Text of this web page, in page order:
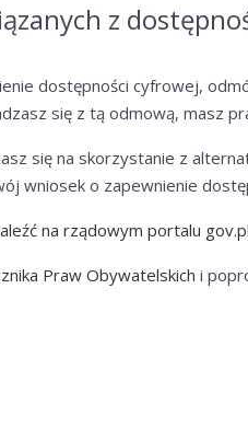
z
dostępności cyfrowej,
się z tą odmową, masz
się na skorzystanie z
wniosek o zapewnienie
na rządowym portalu gov.pl
Praw Obywatelskich i